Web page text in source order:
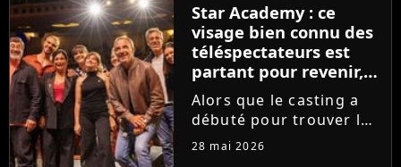
Star Academy : ce
visage bien connu des
téléspectateurs est
partant pour revenir,
sauf que la place est
déjà prise
Alors que le casting a
débuté pour trouver les
prochains Pierre
28 mai 2026